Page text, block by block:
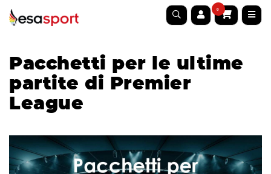
0
Pacchetti per le ultime
partite di Premier
League